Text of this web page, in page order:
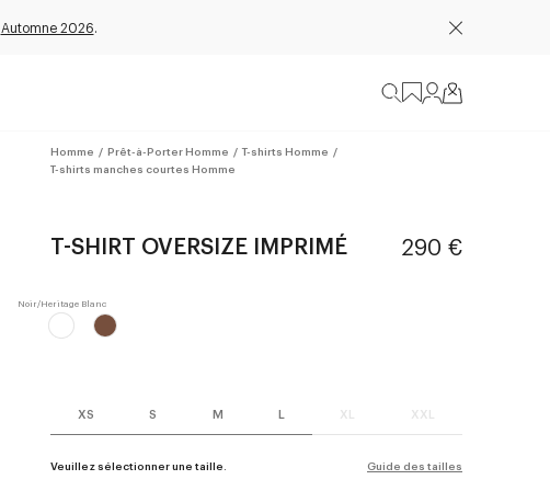
Automne 2026.
Homme / Prêt-à-Porter Homme / T-shirts Homme /
T-shirts manches courtes Homme
T-SHIRT OVERSIZE IMPRIMÉ 290 €
XS S M L XL XXL
Veuillez sélectionner une taille. Guide des tailles